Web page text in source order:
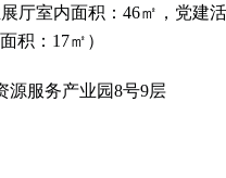
厅室内面积：46㎡，党建
积：17㎡）
源服务产业园8号9层